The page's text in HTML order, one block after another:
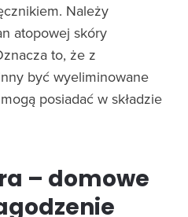
Należy
atopowej skóry
to, że z
być wyeliminowane
posiadać w składzie
– domowe